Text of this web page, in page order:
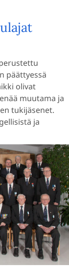
päättyessä
olivat
muutama ja
tukijäsenet.
ja